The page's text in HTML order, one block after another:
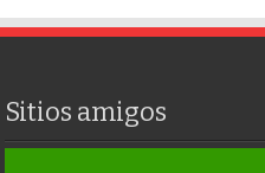
Sitios amigos